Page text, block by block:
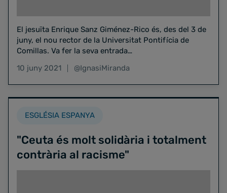
El jesuïta Enrique Sanz Giménez-Rico és, des del 3 de
juny, el nou rector de la Universitat Pontifícia de
Comillas. Va fer la seva entrada…
10 juny 2021
@IgnasiMiranda
ESGLÉSIA ESPANYA
"Ceuta és molt solidària i totalment
contrària al racisme"